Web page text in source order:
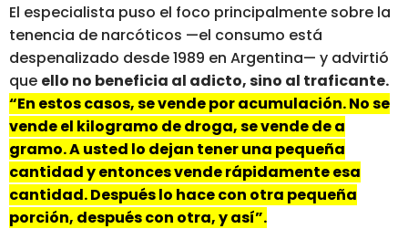
El especialista puso el foco principalmente sobre la
tenencia de narcóticos —el consumo está
despenalizado desde 1989 en Argentina— y advirtió
que ello no beneficia al adicto, sino al traficante.
“En estos casos, se vende por acumulación. No se
vende el kilogramo de droga, se vende de a
gramo. A usted lo dejan tener una pequeña
cantidad y entonces vende rápidamente esa
cantidad. Después lo hace con otra pequeña
porción, después con otra, y así”.